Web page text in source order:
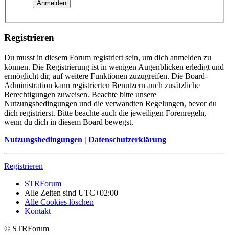
Registrieren
Du musst in diesem Forum registriert sein, um dich anmelden zu
können. Die Registrierung ist in wenigen Augenblicken erledigt und
ermöglicht dir, auf weitere Funktionen zuzugreifen. Die Board-
Administration kann registrierten Benutzern auch zusätzliche
Berechtigungen zuweisen. Beachte bitte unsere
Nutzungsbedingungen und die verwandten Regelungen, bevor du
dich registrierst. Bitte beachte auch die jeweiligen Forenregeln,
wenn du dich in diesem Board bewegst.
Nutzungsbedingungen | Datenschutzerklärung
Registrieren
STRForum
Alle Zeiten sind UTC+02:00
Alle Cookies löschen
Kontakt
© STRForum